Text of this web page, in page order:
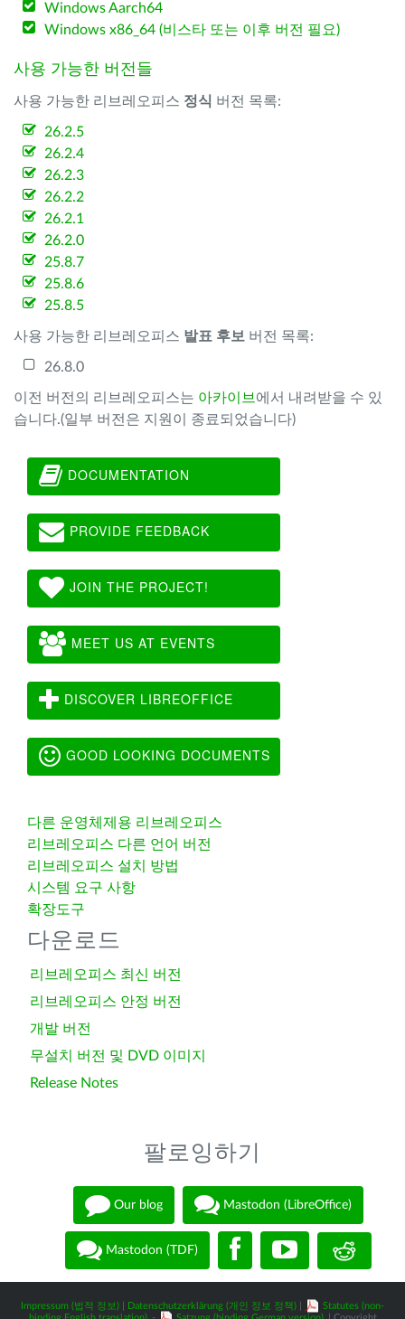
Windows Aarch64
Windows x86_64 (비스타 또는 이후 버전 필요)
사용 가능한 버전들
사용 가능한 리브레오피스 정식 버전 목록:
26.2.5
26.2.4
26.2.3
26.2.2
26.2.1
26.2.0
25.8.7
25.8.6
25.8.5
사용 가능한 리브레오피스 발표 후보 버전 목록:
26.8.0
이전 버전의 리브레오피스는 아카이브 에서 내려받을 수 있
습니다.(일부 버전은 지원이 종료되었습니다)
DOCUMENTATION
PROVIDE FEEDBACK
JOIN THE PROJECT!
MEET US AT EVENTS
DISCOVER LIBREOFFICE
GOOD LOOKING DOCUMENTS
다른 운영체제용 리브레오피스
리브레오피스 다른 언어 버전
리브레오피스 설치 방법
시스템 요구 사항
확장도구
다운로드
리브레오피스 최신 버전
리브레오피스 안정 버전
개발 버전
무설치 버전 및 DVD 이미지
Release Notes
팔로잉하기
Our blog Mastodon (LibreOffice)
Mastodon (TDF)
Impressum (법적 정보) Datenschutzerklärung (개인 정보 정책)
Statutes (non-